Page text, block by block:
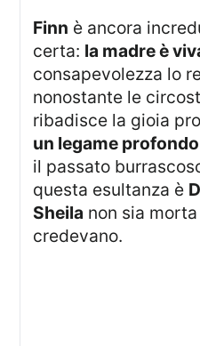
Finn è ancora
certa: la madre è
consapevolezza lo
nonostante le
ribadisce la gioia
un legame profondo
il passato
questa esultanza è
Sheila non sia
credevano.